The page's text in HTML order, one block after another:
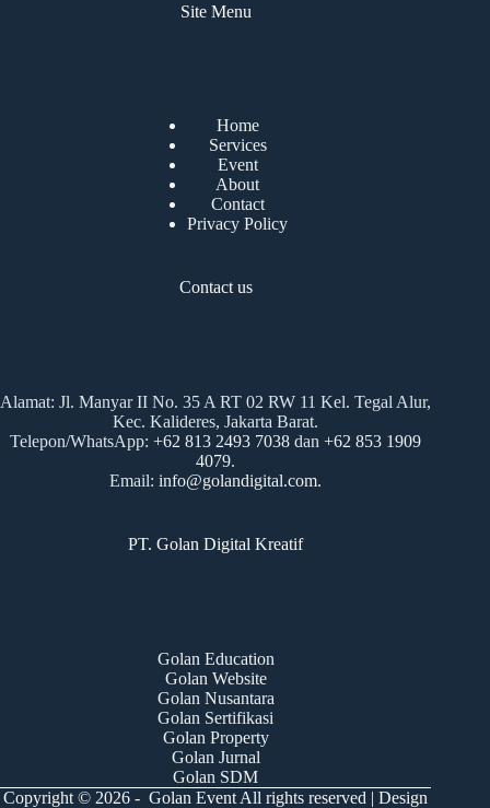
Site Menu
Home
Services
Event
About
Contact
Privacy Policy
Contact us
Alamat: Jl. Manyar II No. 35 A RT 02 RW 11 Kel. Tegal Alur,
Kec. Kalideres, Jakarta Barat.
Telepon/WhatsApp:+62813 2493 7038dan+62 853 1909
4079.
Email:info@golandigital.com.
PT. Golan Digital Kreatif
Golan Education
Golan Website
Golan Nusantara
Golan Sertifikasi
Golan Property
Golan Jurnal
Golan SDM
Copyright © 2026 - Golan Event All rights reserved |Design